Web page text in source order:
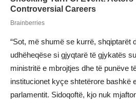
“Sot, më shumë se kurrë, shqiptarët
udhëheqëse si gjyqtarë të gjykatës
ministritë e mbrojtjes dhe të punëve
institucionet kyçe shtetërore bashkë
parlamentit. Sidoqoftë, kjo nuk